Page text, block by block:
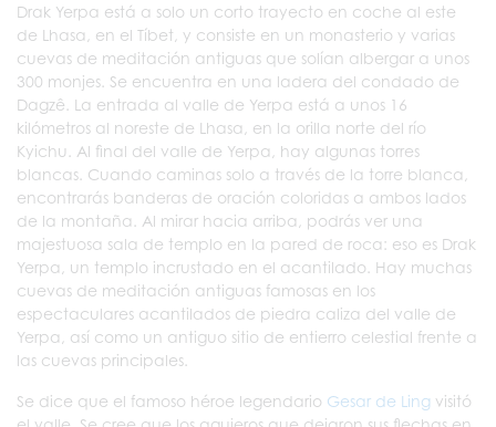
Drak Yerpa está a solo un corto trayecto en coche al este
de Lhasa, en el Tíbet, y consiste en un monasterio y varias
cuevas de meditación antiguas que solían albergar a unos
300 monjes. Se encuentra en una ladera del condado de
Dagzê. La entrada al valle de Yerpa está a unos 16
kilómetros al noreste de Lhasa, en la orilla norte del río
Kyichu. Al final del valle de Yerpa, hay algunas torres
blancas. Cuando caminas solo a través de la torre blanca,
encontrarás banderas de oración coloridas a ambos lados
de la montaña. Al mirar hacia arriba, podrás ver una
majestuosa sala de templo en la pared de roca: eso es Drak
Yerpa, un templo incrustado en el acantilado. Hay muchas
cuevas de meditación antiguas famosas en los
espectaculares acantilados de piedra caliza del valle de
Yerpa, así como un antiguo sitio de entierro celestial frente a
las cuevas principales.
Se dice que el famoso héroe legendario Gesar de Ling visitó